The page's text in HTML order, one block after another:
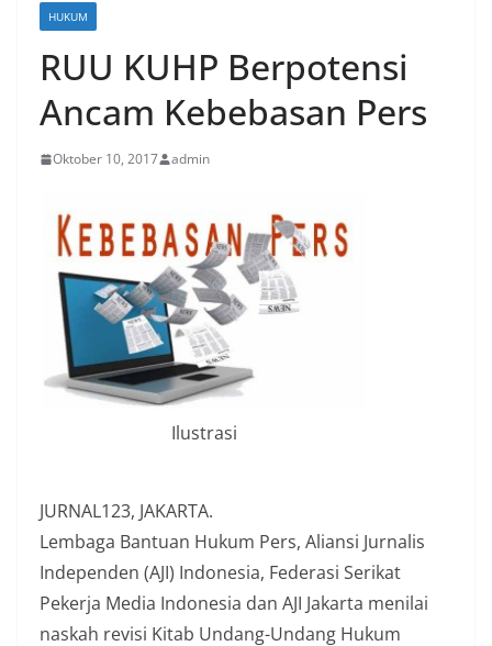
HUKUM
RUU KUHP Berpotensi
Ancam Kebebasan Pers
Oktober 10, 2017 admin
Ilustrasi
JURNAL123, JAKARTA.
Lembaga Bantuan Hukum Pers, Aliansi Jurnalis
Independen (AJI) Indonesia, Federasi Serikat
Pekerja Media Indonesia dan AJI Jakarta menilai
naskah revisi Kitab Undang-Undang Hukum